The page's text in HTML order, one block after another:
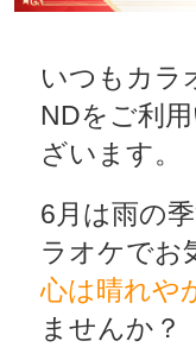
いつもカラ
NDをご利
ざいます。
6月は雨の
ラオケでお
心は晴れや
ませんか？